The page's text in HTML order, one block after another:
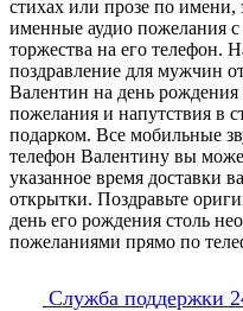
стихах или прозе по
именные аудио пожелания
торжества на его телефон.
поздравление для мужчин
Валентин на день
пожелания и напутствия в
подарком. Все мобильные
телефон Валентину вы
указанное время доставки
открытки. Поздравьте
день его рождения столь
пожеланиями прямо по
Служба поддержки